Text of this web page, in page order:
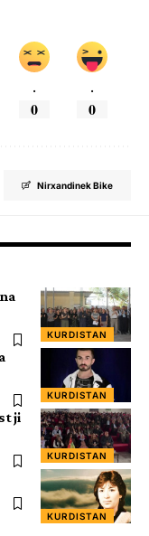
.
0
.
0
Nirxandinek Bike
KURDISTAN
KURDISTAN
KURDISTAN
ji
KURDISTAN